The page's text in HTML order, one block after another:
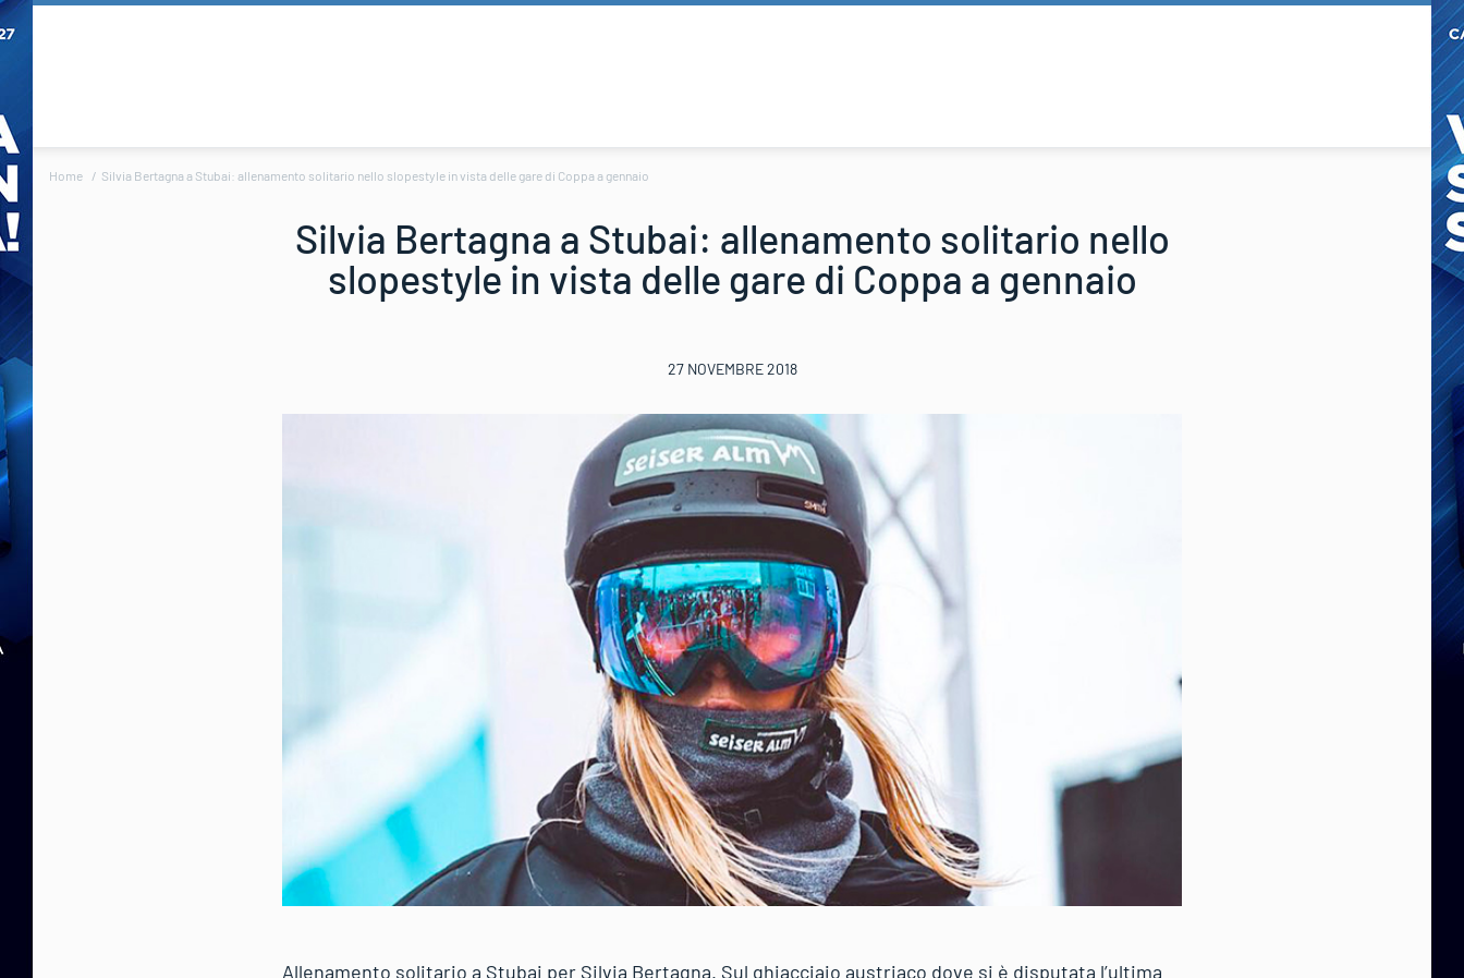
Home Silvia Bertagna a Stubai: allenamento solitario nello slopestyle in vista delle gare di Coppa a gennaio
Silvia Bertagna a Stubai: allenamento solitario nello
slopestyle in vista delle gare di Coppa a gennaio
27 NOVEMBRE 2018
Allenamento solitario a Stubai per Silvia Bertagna. Sul ghiacciaio austriaco dove si è disputata l’ultima